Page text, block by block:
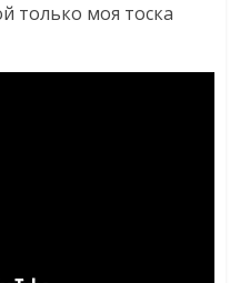
только моя тоска